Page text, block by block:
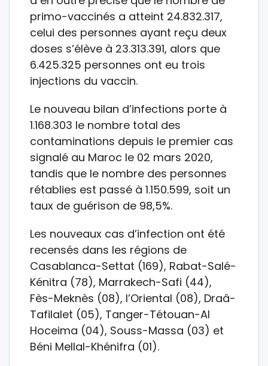
primo-vaccinés a atteint 24.832.317,
celui des personnes ayant reçu deux
doses s’élève à 23.313.391, alors que
6.425.325 personnes ont eu trois
injections du vaccin.
Le nouveau bilan d’infections porte à
1.168.303 le nombre total des
contaminations depuis le premier cas
signalé au Maroc le 02 mars 2020,
tandis que le nombre des personnes
rétablies est passé à 1.150.599, soit un
taux de guérison de 98,5%.
Les nouveaux cas d’infection ont été
recensés dans les régions de
Casablanca-Settat (169), Rabat-Salé-
Kénitra (78), Marrakech-Safi (44),
Fès-Meknès (08), l’Oriental (08), Draâ-
Tafilalet (05), Tanger-Tétouan-Al
Hoceima (04), Souss-Massa (03) et
Béni Mellal-Khénifra (01).